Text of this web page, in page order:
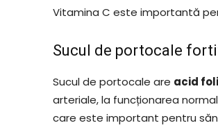
Vitamina C este importantă
Sucul de portocale
Sucul de portocale are acid
arteriale, la funcționarea
care este important pentru